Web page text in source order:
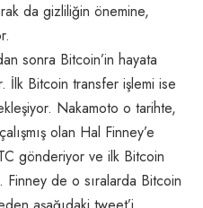
da gizliliğin önemine,
sonra Bitcoin’in hayata
İlk Bitcoin transfer işlemi ise
Nakamoto o tarihte,
olan Hal Finney’e
gönderiyor ve ilk Bitcoin
de o sıralarda Bitcoin